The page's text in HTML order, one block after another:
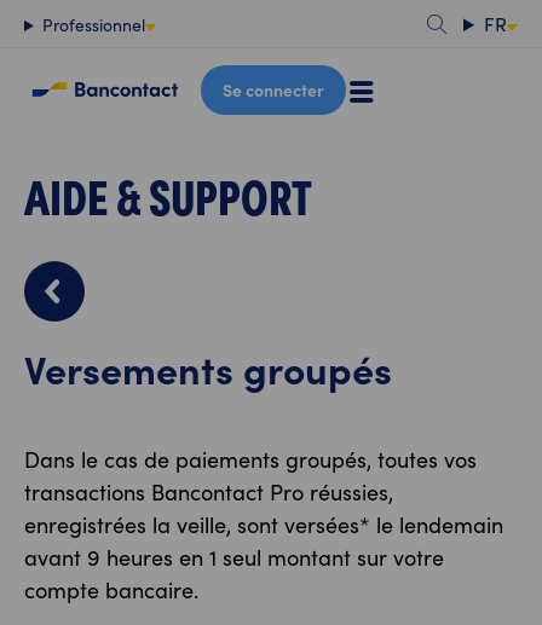
Contenu
Professionnel FR
Se connecter
AIDE & SUPPORT
Versements groupés
Dans le cas de paiements groupés, toutes vos
transactions Bancontact Pro réussies,
enregistrées la veille, sont versées* le lendemain
avant 9 heures en 1 seul montant sur votre
compte bancaire.